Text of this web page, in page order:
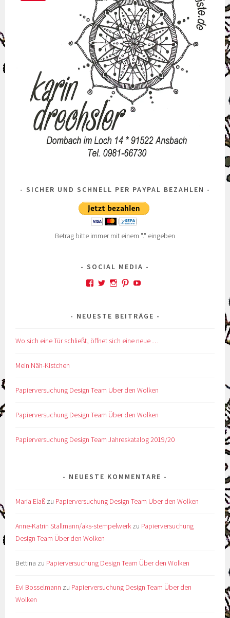
SICHER UND SCHNELL PER PAYPAL BEZAHLEN
Betrag bitte immer mit einem "." eingeben
SOCIAL MEDIA
Profil
Facebook
Profil
Twitter
Profil
Instagram
Profil
Pinterest
Profil
YouTube
NEUESTE BEITRÄGE
Wo sich eine Tür schließt, öffnet sich eine neue …
Mein Näh-Kistchen
Papierversuchung Design Team Uber den Wolken
Papierversuchung Design Team Über den Wolken
Papierversuchung Design Team Jahreskatalog 2019/20
NEUESTE KOMMENTARE
Maria Elaß zu Papierversuchung Design Team Uber den Wolken
Anne-Katrin Stallmann/aks-stempelwerk zu Papierversuchung
Design Team Über den Wolken
Bettina zu Papierversuchung Design Team Über den Wolken
Evi Bosselmann zu Papierversuchung Design Team Über den
Wolken